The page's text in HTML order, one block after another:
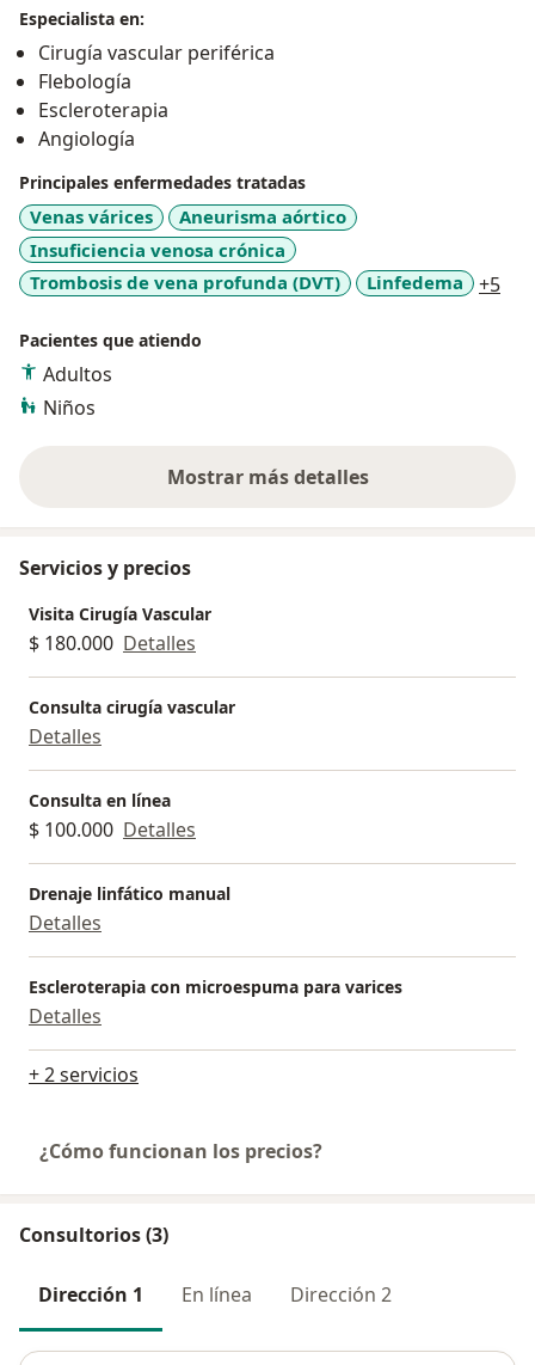
Especialista en:
Cirugía vascular periférica
Flebología
Escleroterapia
Angiología
Principales enfermedades tratadas
Venas várices
Aneurisma aórtico
Insuficiencia venosa crónica
Trombosis de vena profunda (DVT)
Linfedema +5
Pacientes que atiendo
Adultos
Niños
Mostrar más detalles
sobre la experiencia
Servicios y precios
Visita Cirugía Vascular
$ 180.000 Detalles
Consulta cirugía vascular
Detalles
Consulta en línea
$ 100.000 Detalles
Drenaje linfático manual
Detalles
Escleroterapia con microespuma para varices
Detalles
+ 2 servicios
¿Cómo funcionan los precios?
Consultorios (3)
Dirección 1 En línea Dirección 2